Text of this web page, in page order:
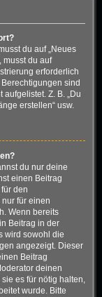
du auf „Neues
musst du auf
erforderlich
sind
Z. B. „Du
erstellen“ usw.
du nur deine
einen Beitrag
den
für einen
Wenn bereits
Beitrag in der
wird sowohl die
angezeigt. Dieser
Beitrag
deinen
es für nötig halten,
wurde. Bitte